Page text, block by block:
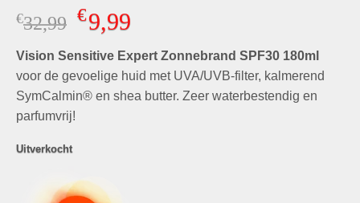
Gewaardeerd
5.00op 5
gebaseerd
waarderingen
€32,99 Oorspronkelijke
prijs
was:
€32,99.
€9,99Huidige
is:
€9,99.
Vision Sensitive Expert Zonnebrand SPF30 180ml
voor de gevoelige huid met UVA/UVB-filter, kalmerend
SymCalmin® en shea butter. Zeer waterbestendig en
parfumvrij!
Uitverkocht